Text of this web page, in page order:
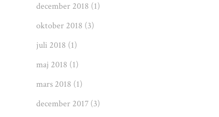
december 2018 (1)
oktober 2018 (3)
juli 2018 (1)
maj 2018 (1)
mars 2018 (1)
december 2017 (3)